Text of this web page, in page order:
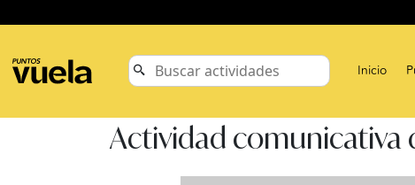
Inicio
Actividad comunicativa